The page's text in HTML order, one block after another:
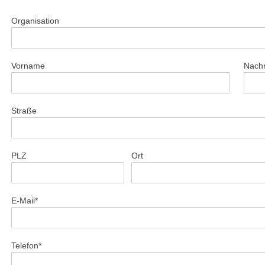
Organisation
Vorname
Straße
PLZ Ort
E-Mail*
Telefon*